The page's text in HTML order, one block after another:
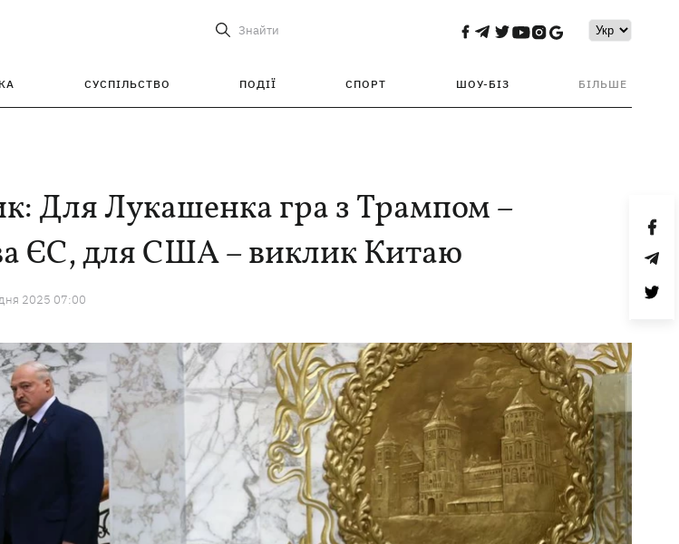
Знайти
СУСПІЛЬСТВО ПОДІЇ СПОРТ ШОУ-БІЗ БІЛЬШЕ
Для Лукашенка гра з Трампом –
ЄС, для США – виклик Китаю
2025 07:00